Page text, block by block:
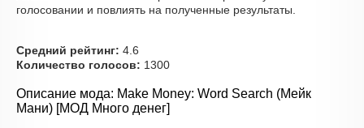
голосовании и повлиять на полученные результаты.
Средний рейтинг: 4.6
Количество голосов: 1300
Описание мода: Make Money: Word Search (Мейк
Мани) [МОД Много денег]